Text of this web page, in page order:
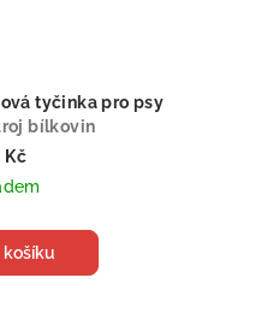
tyčinka pro psy
bílkovin
Kč
košíku